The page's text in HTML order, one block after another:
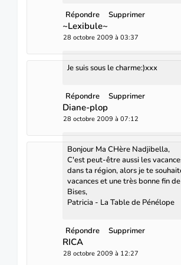
Répondre Supprimer
~Lexibule~
28 octobre 2009 à 03:37
Je suis sous le charme:)xxx
Répondre Supprimer
Diane-plop
28 octobre 2009 à 07:12
Bonjour Ma CHère Nadjibella,
C'est peut-être aussi les
dans ta région, alors je te
vacances et une très bonne fin
Bises,
Patricia - La Table de Pénélope
Répondre Supprimer
RICA
28 octobre 2009 à 12:27